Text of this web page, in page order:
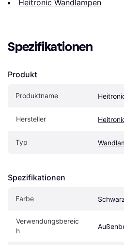
Heitronic Wandlampen
Spezifikationen
Produkt
Produktname
Hersteller
Typ
Spezifikationen
Farbe
Verwendungsbereic
h